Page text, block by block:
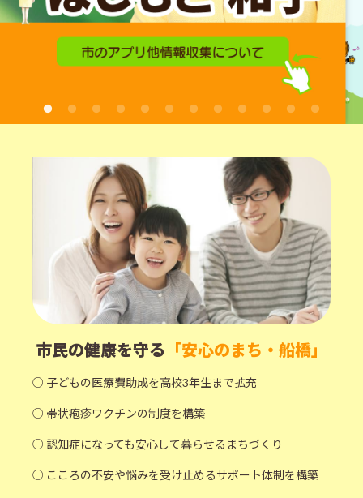
市民の健康を守る 「安心のまち・船橋」
○ 子どもの医療費助成を高校3年生まで拡充
○ 帯状疱疹ワクチンの制度を構築
○ 認知症になっても安心して暮らせるまちづくり
○ こころの不安や悩みを受け止めるサポート体制を構築